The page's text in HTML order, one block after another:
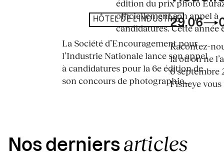
HÔTEL DE L'INDUSTRIE
La Société d’Encouragement pour
l’Industrie Nationale lance son appel
à candidatures pour la 6e édition de
son concours de photographie...
édition du prix photo
officiellement son appel à
candidatures. Cette année
29.06
Racontez-
là où on ne
6 septembre
Fisheye
Nos derniers articles